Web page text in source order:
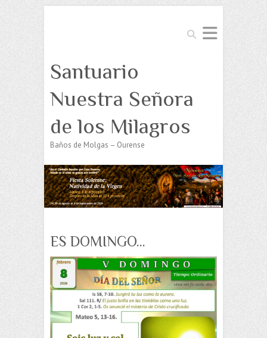
Buscar
Santuario
Nuestra Señora
de los Milagros
Baños de Molgas – Ourense
ES DOMINGO…